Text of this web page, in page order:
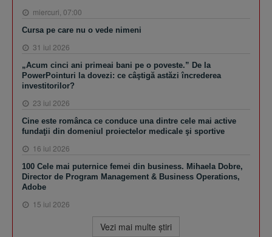
miercuri, 07:00
Cursa pe care nu o vede nimeni
31 iul 2026
„Acum cinci ani primeai bani pe o poveste.” De la
PowerPointuri la dovezi: ce câştigă astăzi încrederea
investitorilor?
23 iul 2026
Cine este românca ce conduce una dintre cele mai active
fundaţii din domeniul proiectelor medicale şi sportive
16 iul 2026
100 Cele mai puternice femei din business. Mihaela Dobre,
Director de Program Management & Business Operations,
Adobe
15 iul 2026
Vezi mai multe ştiri